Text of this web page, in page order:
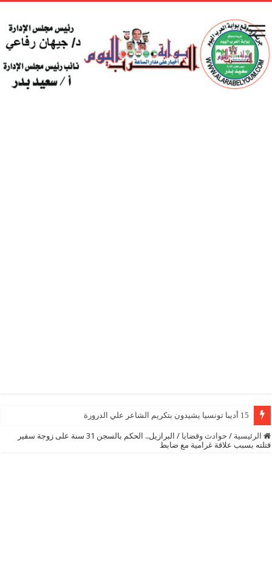
15 أديبا تونسيا يشيدون بتكريم الشاعر علي الدرورة
الرئيسية / حوادث وقضايا /
البرازيل.. الحكم بالسجن 31 سنة على زوجة سفير
قتلته بسبب علاقة غرامية مع ضابط